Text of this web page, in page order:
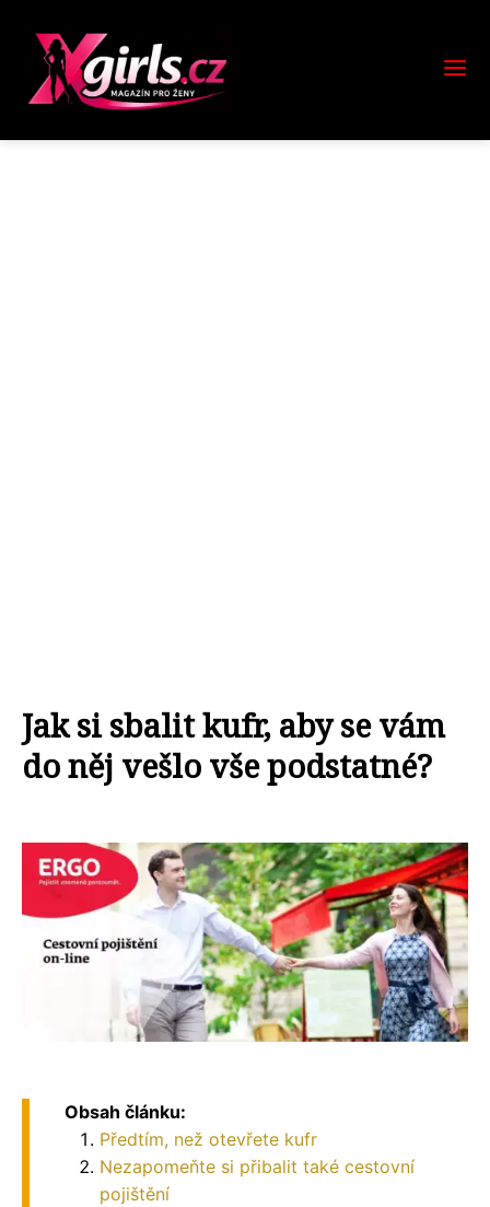
Jak si sbalit kufr, aby se vám
do něj vešlo vše podstatné?
Obsah článku:
Předtím, než otevřete kufr
Nezapomeňte si přibalit také cestovní
pojištění